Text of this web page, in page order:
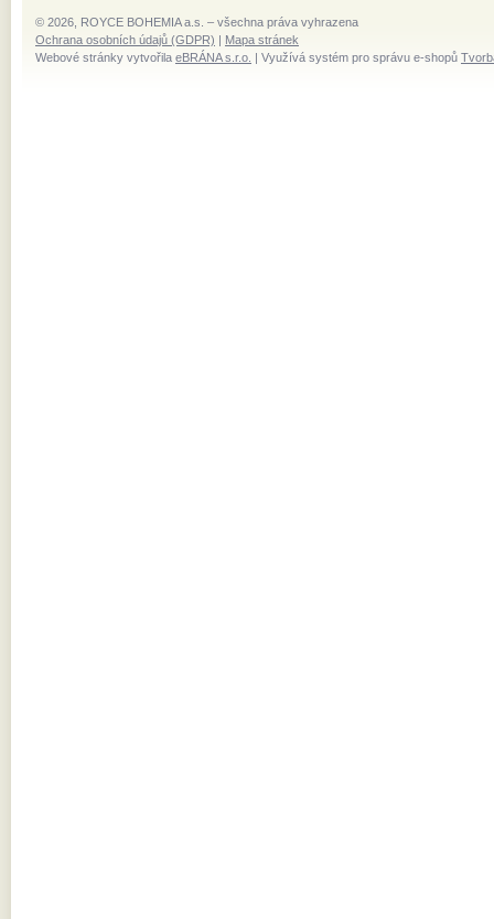
© 2026, ROYCE BOHEMIA a.s. – všechna práva vyhrazena
Ochrana osobních údajů (GDPR) | Mapa stránek
Webové stránky vytvořila eBRÁNA s.r.o. | Využívá systém pro správu e-shopů